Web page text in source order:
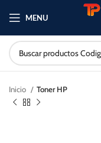
MENU
Inicio Toner HP